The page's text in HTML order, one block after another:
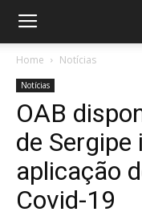
Home Notícias
Notícias
OAB
de
aplicação
Covid-19